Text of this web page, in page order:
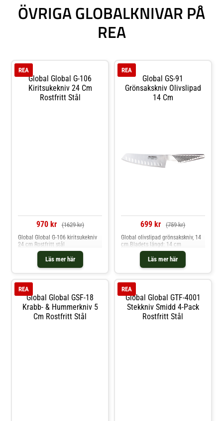
ÖVRIGA GLOBALKNIVAR PÅ
REA
Global Global G-106
Kiritsukekniv 24 Cm
Rostfritt Stål
REA
970 kr (1629 kr)
Läs mer här
Global Global G-106 kiritsukekniv
24 cm Rostfritt stål
Global GS-91
Grönsakskniv Olivslipad
14 Cm
REA
699 kr (759 kr)
Läs mer här
Global olivslipad grönsakskniv, 14
cm.Bladets längd: 14 cm
Global Global GSF-18
Krabb- & Hummerkniv 5
Cm Rostfritt Stål
REA
Global Global GTF-4001
Stekkniv Smidd 4-Pack
Rostfritt Stål
REA